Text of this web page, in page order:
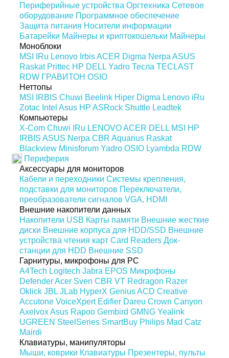
Периферийные устройства Оргтехника Сетевое
оборудование Программное обеспечение
Защита питания Носители информации
Батарейки Майнеры и криптокошельки Майнеры
Моноблоки
MSI
IRu Lenovo IrbisACER Digma Nerpa ASUS
Raskat Prittec HP DELL Yadro Тесла TECLAST
RDW ГРАВИТОН OSIO
Неттопы
MSI
IRBIS Chuwi Beelink Hiper Digma Lenovo iRu
Zotac Intel Asus HP ASRock Shuttle Leadtek
Компьютеры
X-Com Chuwi IRu LENOVOACER DELL MSI
HP
IRBIS ASUS Nerpa CBR Aquarius Raskat
Blackview Minisforum Yadro OSIO Lyambda RDW
Периферия
Аксессуары для мониторов
Кабели и переходники Системы крепления,
подставки для мониторов Переключатели,
преобразователи сигналов VGA, HDMI
Внешние накопители данных
Накопители USB Карты памяти Внешние жесткие
диски Внешние корпуса для HDD/SSD Внешние
устройства чтения карт Card Readers Док-
станции для HDD Внешние SSD
Гарнитуры, микрофоны для PC
A4Tech Logitech Jabra EPOS Микрофоны
DefenderAcer Sven CBR VT Redragon Razer
Oklick JBL JLab HyperX GeniusACD Creative
Accutone VoiceXpert Edifier Dareu Crown Canyon
AxelvoxAsus Rapoo Gembird GMNG Yealink
UGREEN SteelSeries SmartBuy Philips Mad Catz
Mairdi
Клавиатуры, манипуляторы
Мыши, коврики Клавиатуры Презентеры, пульты